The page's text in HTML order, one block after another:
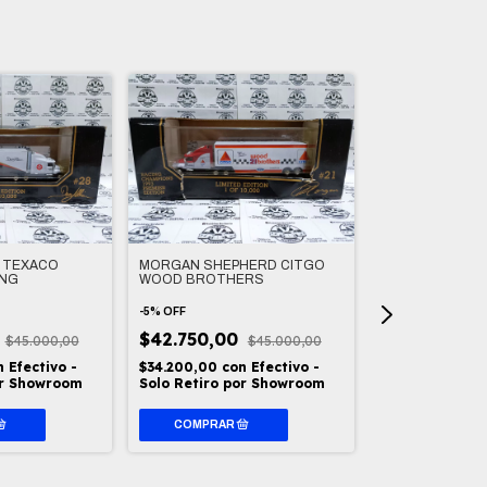
TEXACO
$45.000,00
Efectivo -
Showroom
MORGAN SHEPHERD CITGO
WOOD BROTHERS
-5% OFF
$42.750,00 $45.000,00
$34.200,00 con Efectivo -
Solo Retiro por Showroom
-5